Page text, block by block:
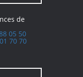
de
05 50
70 70